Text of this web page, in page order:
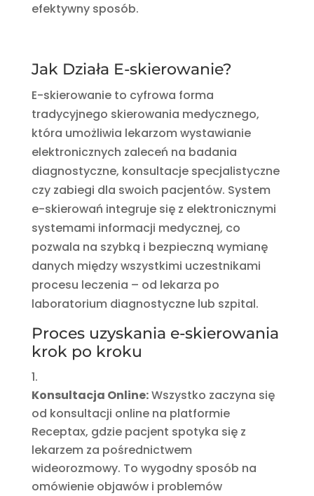
efektywny sposób.
Jak Działa E-skierowanie?
E-skierowanie to cyfrowa forma
tradycyjnego skierowania medycznego,
która umożliwia lekarzom wystawianie
elektronicznych zaleceń na badania
diagnostyczne, konsultacje specjalistyczne
czy zabiegi dla swoich pacjentów. System
e-skierowań integruje się z elektronicznymi
systemami informacji medycznej, co
pozwala na szybką i bezpieczną wymianę
danych między wszystkimi uczestnikami
procesu leczenia – od lekarza po
laboratorium diagnostyczne lub szpital.
Proces uzyskania e-skierowania
krok po kroku
Konsultacja Online:Wszystko zaczyna się
od konsultacji online na platformie
Receptax, gdzie pacjent spotyka się z
lekarzem za pośrednictwem
wideorozmowy. To wygodny sposób na
omówienie objawów i problemów